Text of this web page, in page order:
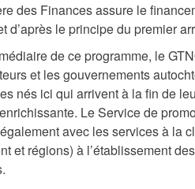
des Finances assure le
d’après le principe du premier
de ce programme, le
et les gouvernements
nés ici qui arrivent à la fin de
Le Service de
avec les services à la
et régions) à l’établissement